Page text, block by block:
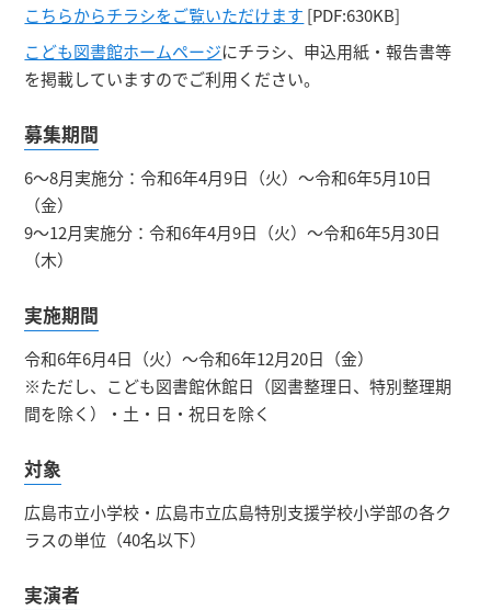
こちらからチラシをご覧いただけます [PDF:630KB]
こども図書館ホームページにチラシ、申込用紙・報告書等
を掲載していますのでご利用ください。
募集期間
6～8月実施分：令和6年4月9日（火）～令和6年5月10日
（金）
9～12月実施分：令和6年4月9日（火）～令和6年5月30日
（木）
実施期間
令和6年6月4日（火）～令和6年12月20日（金）
※ただし、こども図書館休館日（図書整理日、特別整理期
間を除く）・土・日・祝日を除く
対象
広島市立小学校・広島市立広島特別支援学校小学部の各ク
ラスの単位（40名以下）
実演者